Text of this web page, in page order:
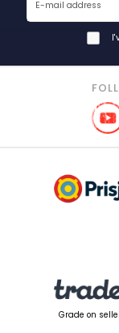
E-mail address
Grade on